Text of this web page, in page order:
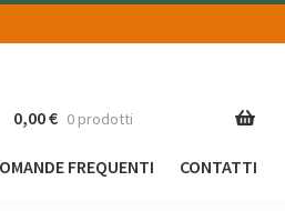
0,00€ 0 prodotti
FREQUENTI CONTATTI